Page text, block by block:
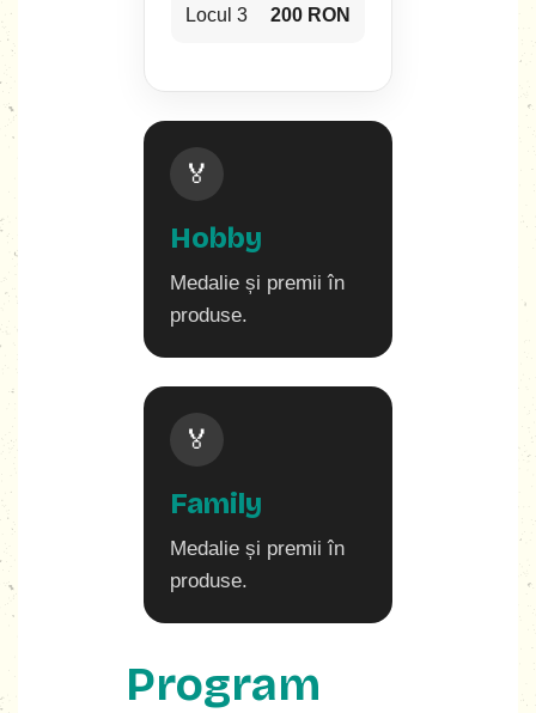
Locul 3 200 RON
🏅
Hobby
Medalie și premii în
produse.
🏅
Family
Medalie și premii în
produse.
Program